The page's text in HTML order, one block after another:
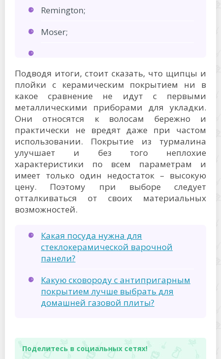
Remington;
Moser;
Подводя итоги, стоит сказать, что щипцы и
плойки с керамическим покрытием ни в
какое сравнение не идут с первыми
металлическими приборами для укладки.
Они относятся к волосам бережно и
практически не вредят даже при частом
использовании. Покрытие из турмалина
улучшает и без того неплохие
характеристики по всем параметрам и
имеет только один недостаток – высокую
цену. Поэтому при выборе следует
отталкиваться от своих материальных
возможностей.
Какая посуда нужна для
стеклокерамической варочной
панели?
Какую сковороду с антипригарным
покрытием лучше выбрать для
домашней газовой плиты?
Поделитесь в социальных сетях!